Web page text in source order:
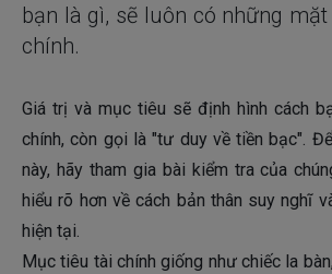
bạn là gì, sẽ luôn có những
chính.
Giá trị và mục tiêu sẽ định hình cách
chính, còn gọi là "tư duy về tiền bạc".
này, hãy tham gia bài kiểm tra của
hiểu rõ hơn về cách bản thân suy nghĩ
hiện tại.
Mục tiêu tài chính giống như chiếc la